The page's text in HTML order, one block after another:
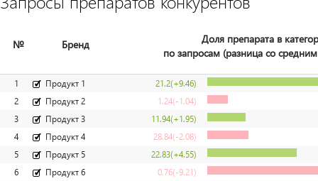
№ Бренд
Доля препарата в
по запросам (разница со
1 Продукт 1 21.2(+9.46)
2
Продукт 2 1.24(-1.04)
3
Продукт 3 11.94(+1.95)
4
Продукт 4 28.84(-2.08)
5
Продукт 5 22.83(+4.55)
6
Продукт 6 0.76(-9.21)